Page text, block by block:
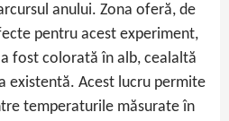
anului. Zona oferă, de
pentru acest experiment,
fost colorată în alb, cealaltă
existentă. Acest lucru permite
temperaturile măsurate în